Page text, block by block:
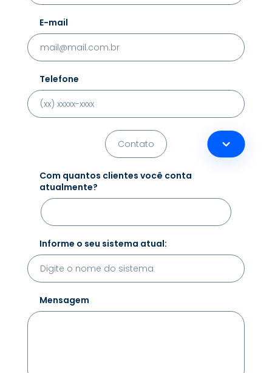
E-mail
Telefone
Com quantos clientes você conta
atualmente?
Informe o seu sistema atual:
Mensagem